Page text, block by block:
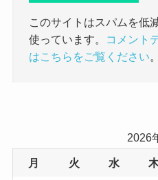
このサイトはスパムを低
使っています。
コメント
はこちらをご覧ください。
2026
月 火 水